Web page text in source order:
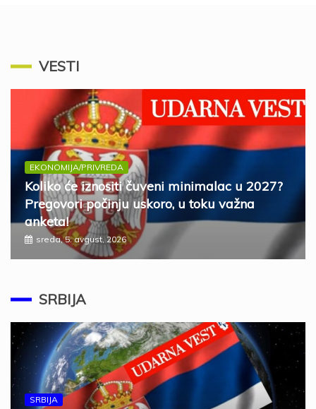
VESTI
EKONOMIJA/PRIVREDA
Koliko će iznositi čuveni minimalac u 2027?
Pregovori počinju uskoro, u toku važna
anketa!
sreda, 5. avgust, 2026
SRBIJA
SRBIJA